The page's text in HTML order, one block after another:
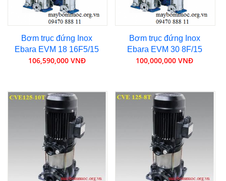
Bơm trục đứng Inox
Ebara EVM 18 16F5/15
106,590,000 VNĐ
Bơm trục đứng Inox
Ebara EVM 30 8F/15
100,000,000 VNĐ